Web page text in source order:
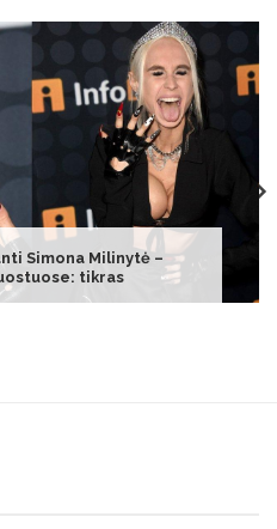
prisiminė scenos
„Skubėdavome